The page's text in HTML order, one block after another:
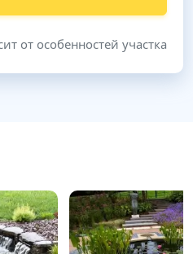
от особенностей участка